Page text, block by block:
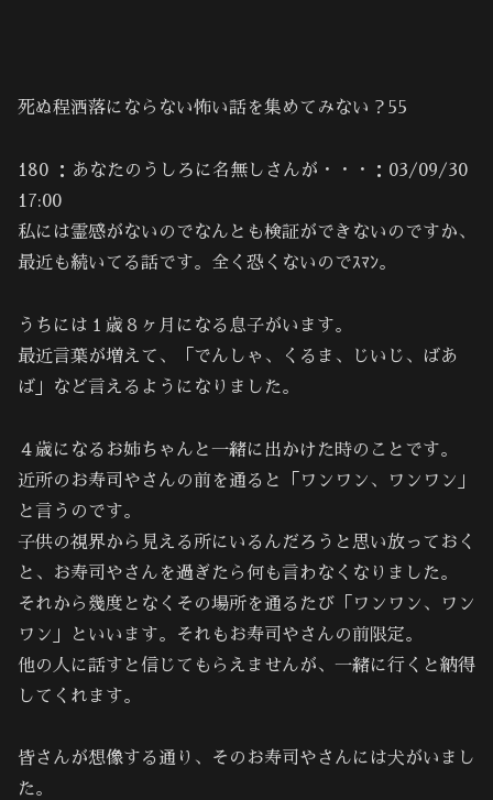
死ぬ程洒落にならない怖い話を集めてみない？55
180 ：あなたのうしろに名無しさんが・・・：03/09/30
17:00
私には霊感がないのでなんとも検証ができないのですか、
最近も続いてる話です。全く恐くないのでｽﾏﾝ。
うちには１歳８ヶ月になる息子がいます。
最近言葉が増えて、「でんしゃ、くるま、じいじ、ばあ
ば」など言えるようになりました。
４歳になるお姉ちゃんと一緒に出かけた時のことです。
近所のお寿司やさんの前を通ると「ワンワン、ワンワン」
と言うのです。
子供の視界から見える所にいるんだろうと思い放っておく
と、お寿司やさんを過ぎたら何も言わなくなりました。
それから幾度となくその場所を通るたび「ワンワン、ワン
ワン」といいます。それもお寿司やさんの前限定。
他の人に話すと信じてもらえませんが、一緒に行くと納得
してくれます。
皆さんが想像する通り、そのお寿司やさんには犬がいまし
た。